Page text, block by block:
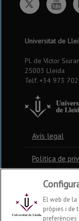
Universitat de
Pl. de Víctor
25003 Lleida
Telf. +34 973
Avís legal
Política de
Política de
Contacte
El web de
pròpies i de